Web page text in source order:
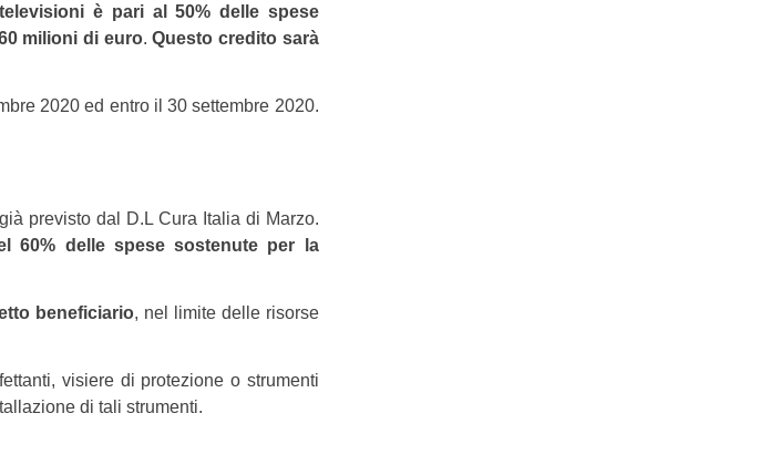
è pari al 50% delle spese
milioni di euro.Questo credito sarà
2020 ed entro il 30 settembre 2020.
previsto dal D.L Cura Italia di Marzo.
60% delle spese sostenute per la
beneficiario, nel limite delle risorse
visiere di protezione o strumenti
di tali strumenti.